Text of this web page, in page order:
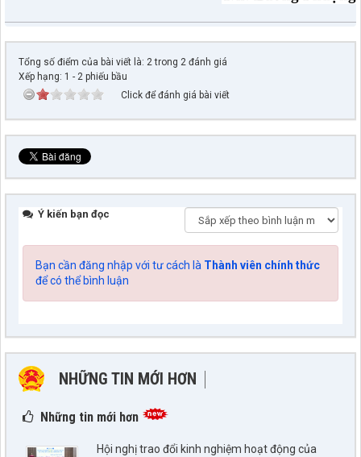
Tổng số điểm của bài viết là: 2 trong 2 đánh giá
Xếp hạng: 1 - 2 phiếu bầu
Click để đánh giá bài viết
Ý kiến bạn đọc
Bạn cần đăng nhập với tư cách là Thành viên chính thức
để có thể bình luận
NHỮNG TIN MỚI HƠN
NHỮNG TIN CŨ HƠN
Những tin mới hơn
Hội nghị trao đổi kinh nghiệm hoạt động của